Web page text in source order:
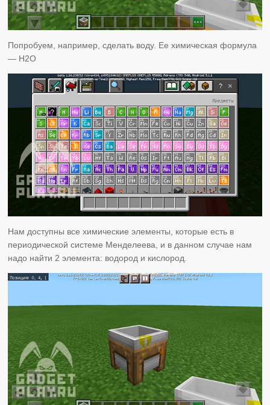
Попробуем, например, сделать воду. Ее химическая формула
— H2O
Нам доступны все химические элементы, которые есть в
периодической системе Менделеева, и в данном случае нам
надо найти 2 элемента: водород и кислород.